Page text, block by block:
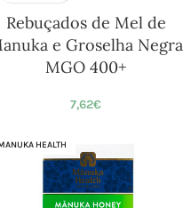
Rebuçados de Mel de
e Groselha Negra
MGO 400+
7,62€
HEALTH